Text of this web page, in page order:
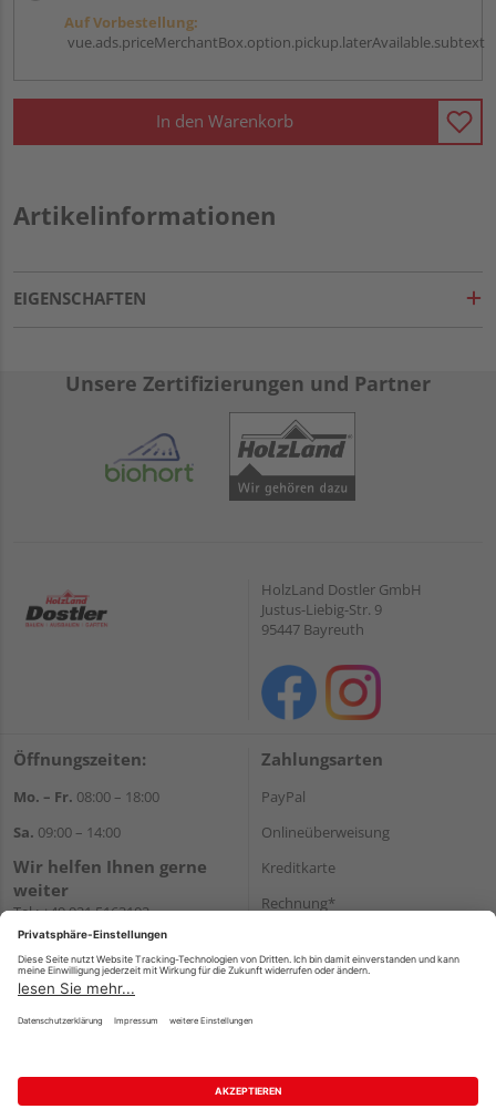
Auf Vorbestellung:
vue.ads.priceMerchantBox.option.pickup.laterAvailable.subtext
In den Warenkorb
Artikelinformationen
EIGENSCHAFTEN
Unsere Zertifizierungen und Partner
HolzLand Dostler GmbH
Justus-Liebig-Str. 9
95447 Bayreuth
Öffnungszeiten:
Mo. – Fr. 08:00 – 18:00
Sa. 09:00 – 14:00
Wir helfen Ihnen gerne
weiter
Tel.:+49 921 5163102
E-Mail:shop@dostler.de
Zahlungsarten
PayPal
Onlineüberweisung
Kreditkarte
Rechnung*
Versand
Impressum AGB Widerruf
Datenschutz